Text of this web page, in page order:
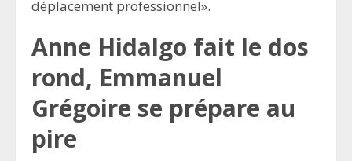
déplacement professionnel».
Anne Hidalgo fait le dos
rond, Emmanuel
Grégoire se prépare au
pire